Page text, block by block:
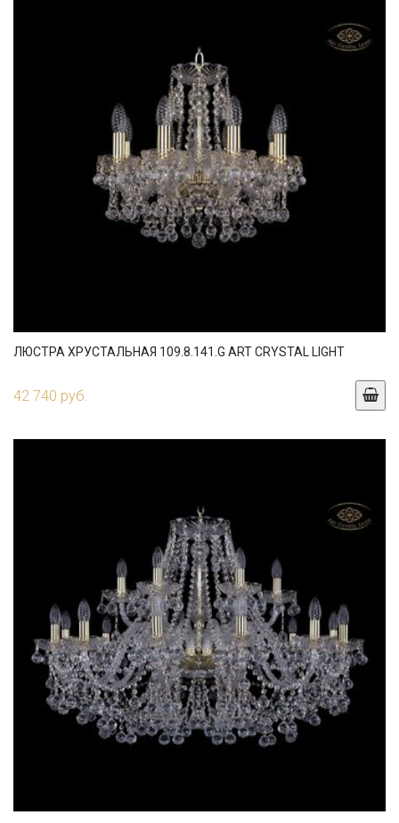
ЛЮСТРА ХРУСТАЛЬНАЯ 109.8.141.G ART CRYSTAL LIGHT
42 740 руб.